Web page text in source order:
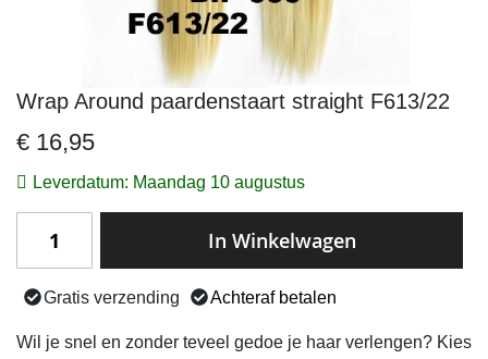
Ga
het
begin
Wrap Around paardenstaart straight F613/22
€ 16,95
Leverdatum: Maandag 10 augustus
In Winkelwagen
Gratis verzending Achteraf betalen
Wil je snel en zonder teveel gedoe je haar verlengen? Kies